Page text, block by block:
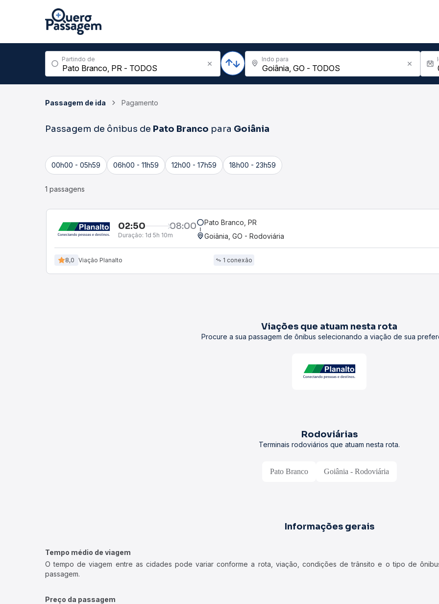
Partindo de Indo para
Passagem de ida Pagamento
Passagem de ônibus de Pato Branco para Goiânia
00h00 - 05h59 06h00 - 11h59 12h00 - 17h59 18h00 - 23h59
1 passagens
02:50 08:00
Duração: 1d 5h 10m
Pato Branco, PR
Goiânia, GO - Rodoviária
8,0 Viação Planalto 1 conexão
Viações que atuam nesta rota
Procure a sua passagem de ônibus selecionando a viação de sua
Rodoviárias
Terminais rodoviários que atuam nesta rota.
Pato Branco Goiânia - Rodoviária
Informações gerais
Tempo médio de viagem
O tempo de viagem entre as cidades pode variar conforme a rota, viação, condições de trânsito e o tipo de
passagem.
Preço da passagem